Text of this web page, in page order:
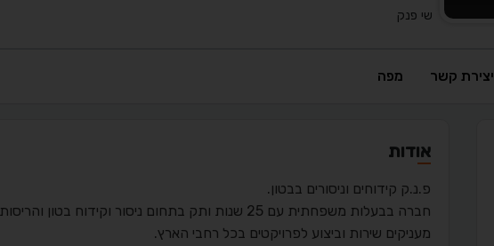
שי פנק
יצירת קשר מפה
אודות
פ.נ.ק קידוחים וניסורים בבטון.
חברה בבעלות משפחתית עם 25 שנות ותק בתחום ניסור וקידוח בטון והריסות מבנים.
מעניקים שירות וביצוע לפרויקטים בכל רחבי הארץ.